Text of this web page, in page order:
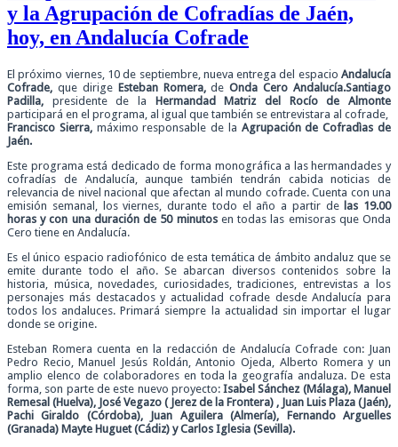
y la Agrupación de Cofradías de Jaén,
hoy, en Andalucía Cofrade
El próximo viernes, 10 de septiembre, nueva entrega del espacio Andalucía
Cofrade, que dirige Esteban Romera,deOnda Cero Andalucía.Santiago
Padilla, presidente de la Hermandad Matriz del Rocío de Almonte
participará en el programa, al igual que también se entrevistara al cofrade,
Francisco Sierra,máximo responsable de la Agrupación de Cofradìas de
Jaén.
Este programa está dedicado de forma monográfica a las hermandades y
cofradías de Andalucía, aunque también tendrán cabida noticias de
relevancia de nivel nacional que afectan al mundo cofrade. Cuenta con una
emisión semanal, los viernes, durante todo el año a partir de las 19.00
horas y con una duración de 50 minutosen todas las emisoras que Onda
Cero tiene en Andalucía.
Es el único espacio radiofónico de esta temática de ámbito andaluz que se
emite durante todo el año. Se abarcan diversos contenidos sobre la
historia, música, novedades, curiosidades, tradiciones, entrevistas a los
personajes más destacados y actualidad cofrade desde Andalucía para
todos los andaluces. Primará siempre la actualidad sin importar el lugar
donde se origine.
Esteban Romera cuenta en la redacción de Andalucía Cofrade con: Juan
Pedro Recio, Manuel Jesús Roldán, Antonio Ojeda, Alberto Romera y un
amplio elenco de colaboradores en toda la geografía andaluza. De esta
forma, son parte de este nuevo proyecto:Isabel Sánchez (Málaga), Manuel
Remesal (Huelva), José Vegazo ( Jerez de la Frontera) , Juan Luis Plaza (Jaén),
Pachi Giraldo (Córdoba), Juan Aguilera (Almería), Fernando Arguelles
(Granada) Mayte Huguet (Cádiz) y Carlos Iglesia (Sevilla).